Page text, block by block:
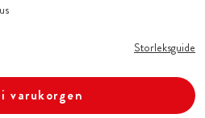
Storleksguide
varukorgen